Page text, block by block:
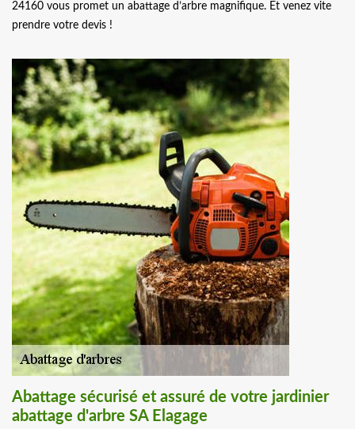
24160 vous promet un abattage d’arbre magnifique. Et venez vite
prendre votre devis !
Abattage sécurisé et assuré de votre jardinier
abattage d'arbre SA Elagage